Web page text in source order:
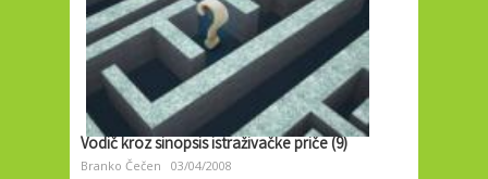
Vodič kroz sinopsis istraživačke priče (9)
Branko Čečen 03/04/2008